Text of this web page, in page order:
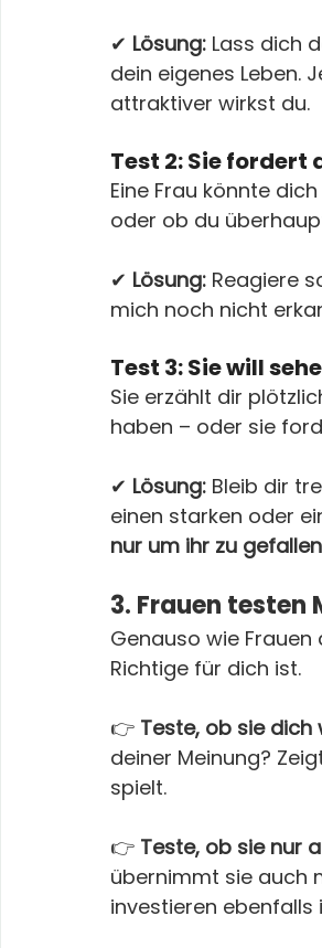
✔ Lösung: Lass dich
dein eigenes Leben.
attraktiver wirkst du.
Test 2: Sie
Eine Frau könnte
oder ob du
✔ Lösung: Reagiere
mich noch nicht
Test 3: Sie will
Sie erzählt dir
haben – oder sie
✔ Lösung: Bleib dir
einen starken oder
nur um ihr zu
3. Frauen testen
Genauso wie
Richtige für dich ist.
👉 Teste, ob sie dich
deiner Meinung?
spielt.
👉 Teste, ob sie nur
übernimmt sie auch
investieren ebenfalls